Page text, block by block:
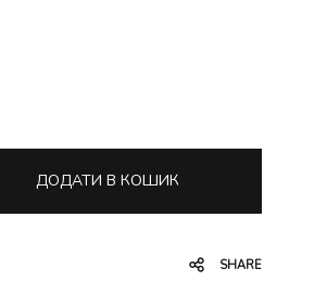
ДОДАТИ В КОШИК
SHARE